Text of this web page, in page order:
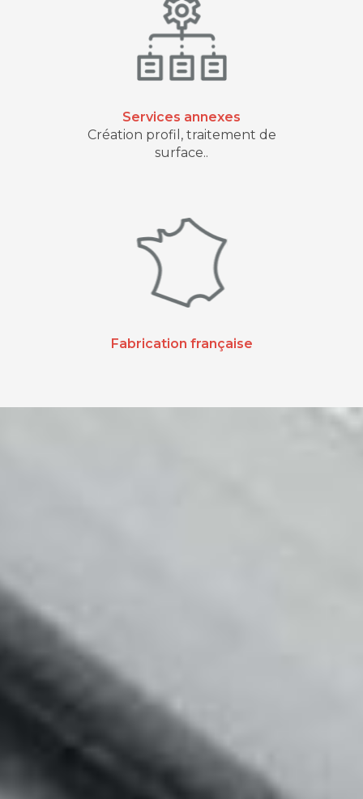
Services annexes
Création profil, traitement de
surface..
Fabrication française